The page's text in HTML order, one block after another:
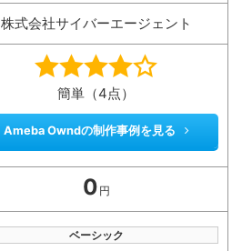
株式会社サイバーエージェント
簡単（4点）
Ameba Owndの制作事例を見る
0 円
ベーシック